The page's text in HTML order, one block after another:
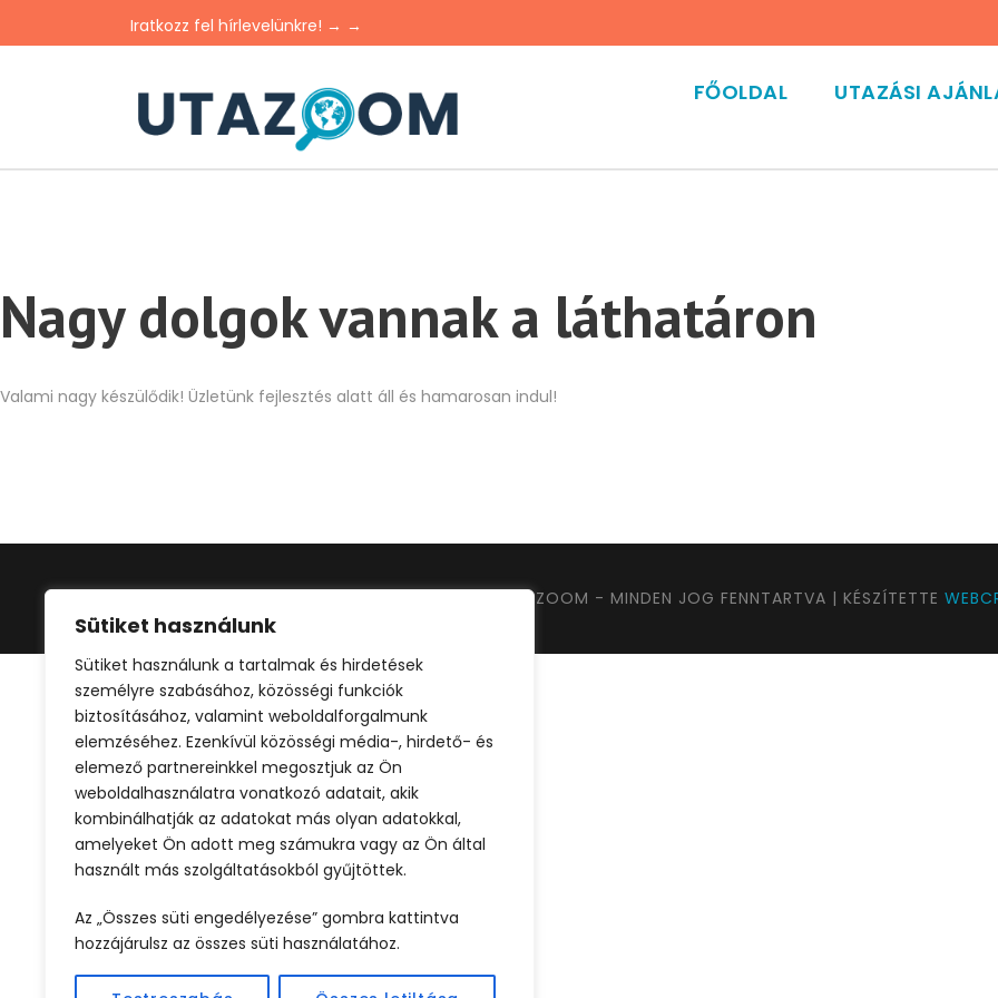
Sütiket használunk
Sütiket használunk a tartalmak és hirdetések
személyre szabásához, közösségi funkciók
biztosításához, valamint weboldalforgalmunk
elemzéséhez. Ezenkívül közösségi média-, hirdető- és
elemező partnereinkkel megosztjuk az Ön
weboldalhasználatra vonatkozó adatait, akik
kombinálhatják az adatokat más olyan adatokkal,
amelyeket Ön adott meg számukra vagy az Ön által
használt más szolgáltatásokból gyűjtöttek.
Az „Összes süti engedélyezése” gombra kattintva
hozzájárulsz az összes süti használatához.
Iratkozz fel hírlevelünkre! → →
FŐOLDAL UTAZÁSI
Nagy dolgok vannak a láthatáron
Valami nagy készülődik! Üzletünk fejlesztés alatt áll és hamarosan indul!
©2024 UTAZOOM - MINDEN JOG FENNTARTVA | KÉSZÍTETTE